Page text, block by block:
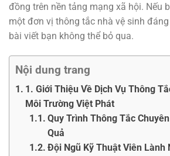
đồng trên nền tảng mạng xã hội. Nếu
một đơn vị thông tắc nhà vệ sinh
bài viết bạn không thể bỏ qua.
Nội dung trang
1. Giới Thiệu Về Dịch Vụ Thông
Môi Trường Việt Phát
Quy Trình Thông Tắc
Quả
Đội Ngũ Kỹ Thuật Viên Lành